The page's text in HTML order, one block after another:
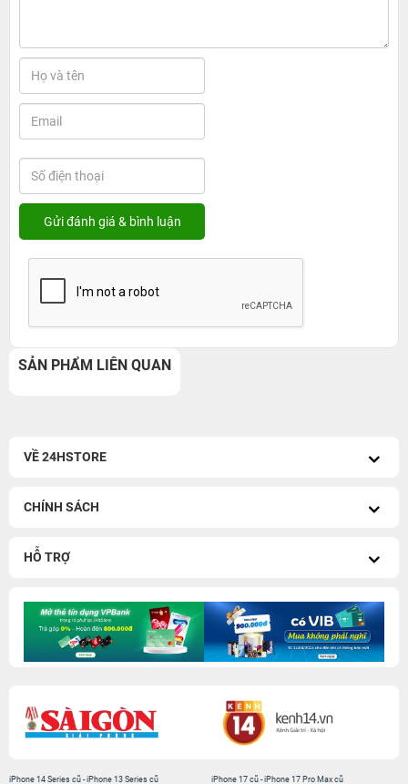
SẢN PHẨM LIÊN QUAN
VỀ 24HSTORE
CHÍNH SÁCH
HỖ TRỢ
iPhone 14 Series cũ -iPhone 13 Series cũ
iPhone 17 cũ-iPhone 17 Pro Max cũ